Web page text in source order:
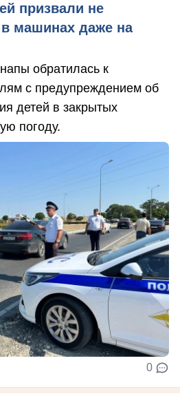
призвали не
в машинах даже на
обратилась к
с предупреждением об
детей в закрытых
погоду.
0